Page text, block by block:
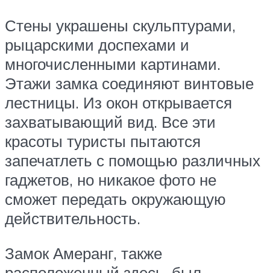
Стены украшены скульптурами,
рыцарскими доспехами и
многочисленными картинами.
Этажи замка соединяют винтовые
лестницы. Из окон открывается
захватывающий вид. Все эти
красоты туристы пытаются
запечатлеть с помощью различных
гаджетов, но никакое фото не
сможет передать окружающую
действительность.
Замок Амеранг, также